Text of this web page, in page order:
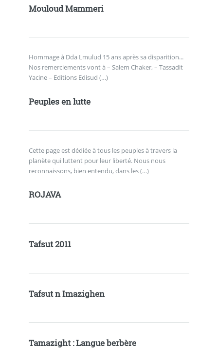
Mouloud Mammeri
Hommage à Dda Lmulud 15 ans après sa disparition...
Nos remerciements vont à – Salem Chaker, – Tassadit
Yacine – Editions Edisud (…)
Peuples en lutte
Cette page est dédiée à tous les peuples à travers la
planète qui luttent pour leur liberté. Nous nous
reconnaissons, bien entendu, dans les (…)
ROJAVA
Tafsut 2011
Tafsut n Imazighen
Tamazight : Langue berbère